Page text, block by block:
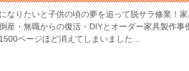
なりたいと子供の頃の夢を追って脱サラ修業！
産・無職からの復活・DIYとオーダー家具製作事
ページほど消えてしまいました…